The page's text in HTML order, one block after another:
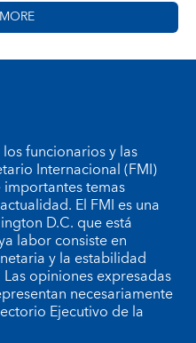
funcionarios y las
Internacional (FMI)
temas
El FMI es una
D.C. que está
labor consiste en
y la estabilidad
opiniones expresadas
necesariamente
Ejecutivo de la